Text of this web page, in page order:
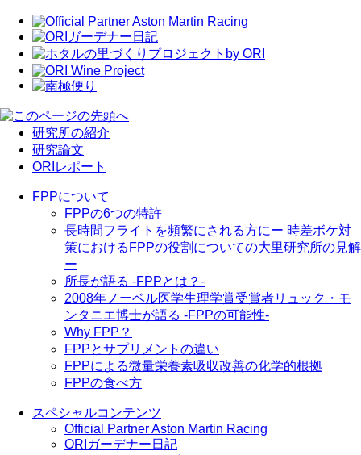
研究所の紹介
研究論文
ORIレポート
FPPについて
FPPの6つの特許
長時間フライトを頻繁にされる方にー 時差ボケ対
策におけるFPPの役割についての大里研究所の見解
ー
所長が語る -FPPとは？-
2008年ノーベル医学生理学賞受賞者リュック・モ
ンタニエ博士が語る -FPPの可能性-
Why FPP？
FPPとサプリメントの違い
FPPによる微量栄養素吸収改善の化学的根拠
FPPの食べ方
スペシャルコンテンツ
Official Partner Aston Martin Racing
ORIガーデナー日記